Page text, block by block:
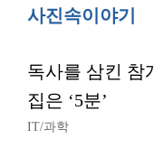
사진속이야기
독사를 삼킨 참
집은 ‘5분’
IT/과학